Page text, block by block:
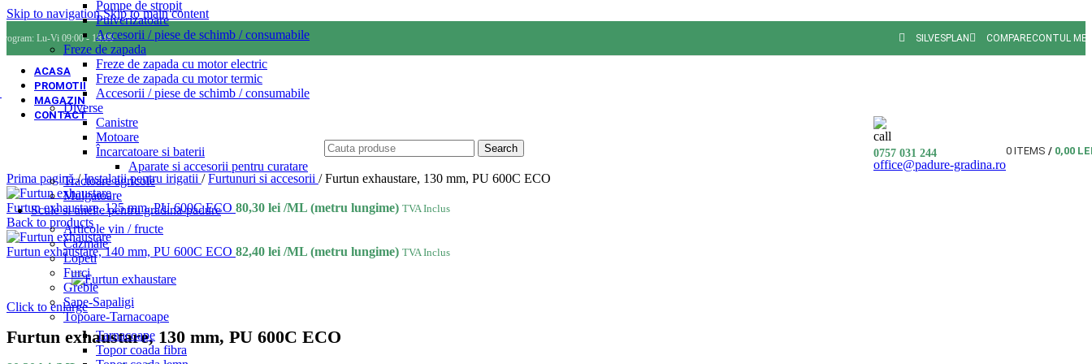
Skip to navigationSkip to main content
Lu-Vi 09:00 - 18:00 SILVESPLAN COMPARECONTUL
ACASA
PROMOTII
MAGAZIN
CONTACT
Pompe de stropit
Pulverizatoare
Accesorii / piese de schimb / consumabile
Freze de zapada
Freze de zapada cu motor electric
Freze de zapada cu motor termic
Accesorii / piese de schimb / consumabile
Diverse
Canistre
Motoare
Încarcatoare si baterii
Aparate si accesorii pentru curatare
Tractoare agricole
Mulgatoare
Scule si unelte pentru gradina-padure
Articole vin / fructe
Cazmale
Lopeti
Furci
Greble
Sape-Sapaligi
Topoare-Tarnacoape
Tarnacoape
Topor coada fibra
Search 0757 031 244
office@padure-gradina.ro
0 ITEMS / 0,00
Prima pagină/ Instalatii pentru irigatii / Furtunuri si accesorii / Furtun exhaustare, 130 mm, PU 600C ECO
Furtun exhaustare, 125 mm, PU 600C ECO 80,30 lei /ML (metru lungime) TVA Inclus
Back to products
Furtun exhaustare, 140 mm, PU 600C ECO 82,40 lei /ML (metru lungime) TVA Inclus
Click to enlarge
Furtun exhaustare, 130 mm, PU 600C ECO